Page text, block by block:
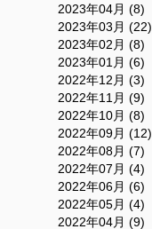
2023年04月 (8)
2023年03月 (22)
2023年02月 (8)
2023年01月 (6)
2022年12月 (3)
2022年11月 (9)
2022年10月 (8)
2022年09月 (12)
2022年08月 (7)
2022年07月 (4)
2022年06月 (6)
2022年05月 (4)
2022年04月 (9)